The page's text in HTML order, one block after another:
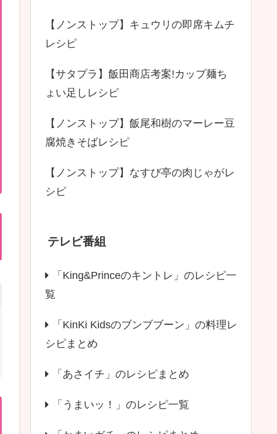
【ノンストップ】キュウリの即席キムチ
レシピ
【サタプラ】飯田商店考案!カップ麺ち
ょい足しレシピ
【ノンストップ】飯尾和樹のマーレー豆
腐焼きそばレシピ
【ノンストップ】なすび亭の肉じゃがレ
シピ
テレビ番組
「King&Princeのキントレ」のレシピ一
覧
「KinKi Kidsのブンブブーン」の料理レ
シピまとめ
「あさイチ」のレシピまとめ
「うまいッ！」のレシピ一覧